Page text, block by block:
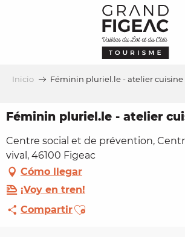
Inicio Féminin pluriel.le - atelier cuisine
Féminin pluriel.le - atelier
Centre social et de prévention,
vival, 46100 Figeac
Cómo llegar
¡Voy en tren!
CompartirAjouter aux favoris